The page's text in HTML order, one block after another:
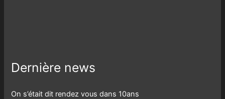
Dernière news
On s’était dit rendez vous dans 10ans